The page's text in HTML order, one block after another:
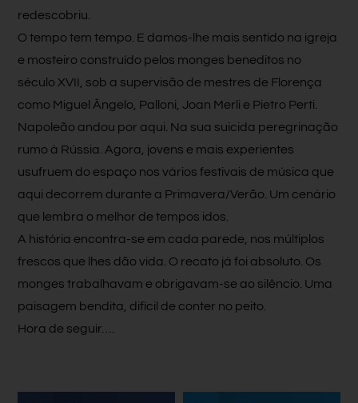
redescobriu.
O tempo tem tempo. E damos-lhe mais sentido na igreja
e mosteiro construído pelos monges beneditos no
século XVII, sob a supervisão de mestres de Florença
como Miguel Ângelo, Palloni, Joan Merli e Pietro Perti.
Napoleão andou por aqui. Na sua suicida peregrinação
rumo à Rússia. Agora, jovens e mais experientes
usufruem do espaço nos vários festivais de música que
aqui decorrem durante a Primavera/Verão. Um cenário
que lembra o melhor de tempos idos.
A história encontra-se em cada parede, nos múltiplos
frescos que lhes dão vida. O recato já foi absoluto. Os
monges trabalhavam e obrigavam-se ao silêncio. Uma
paisagem bendita, difícil de conter no peito.
Hora de seguir…